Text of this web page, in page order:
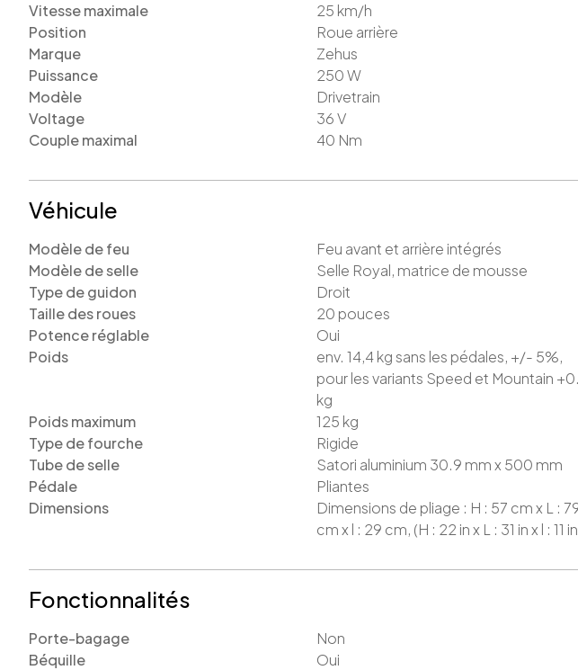
Vitesse maximale 25 km/h
Position
Roue arrière
Marque
Zehus
Puissance
250W
Modèle
Drivetrain
Voltage
36V
Couple maximal
40 Nm
Véhicule
Modèle de feu
Feu avant et arrière intégrés
Modèle de selle
Selle Royal, matrice de mousse
Type de guidon
Droit
Taille des roues
20 pouces
Potence réglable
Oui
Poids
env. 14,4 kg sans les pédales, +/- 5%,
pour les variants Speed et Mountain
kg
Poids maximum
125 kg
Type de fourche
Rigide
Tube de selle
Satori aluminium 30.9 mm x 500 mm
Pédale
Pliantes
Dimensions
Dimensions de pliage : H : 57 cm x L :
cm x l : 29 cm, (H : 22 in x L : 31 in x l : 11
Fonctionnalités
Porte-bagage
Non
Béquille
Oui